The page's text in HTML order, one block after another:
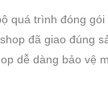
quá trình đóng
đã giao đúng
dễ dàng bảo vệ